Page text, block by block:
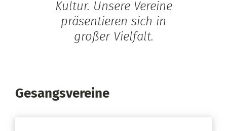
Kultur. Unsere Vereine
präsentieren sich in
großer Vielfalt.
Gesangsvereine